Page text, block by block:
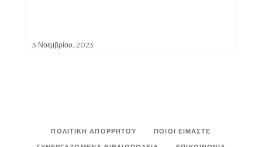
3 Νοεμβρίου, 2023
ΠΟΛΙΤΙΚΉ ΑΠΟΡΡΉΤΟΥ
ΠΟΙΟΙ ΕΊΜΑΣΤΕ